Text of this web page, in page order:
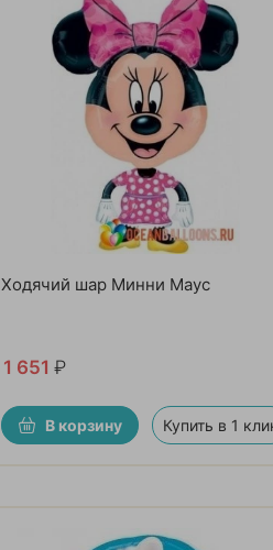
Ходячий шар Минни Маус
1 651 ₽
В корзину Купить в 1